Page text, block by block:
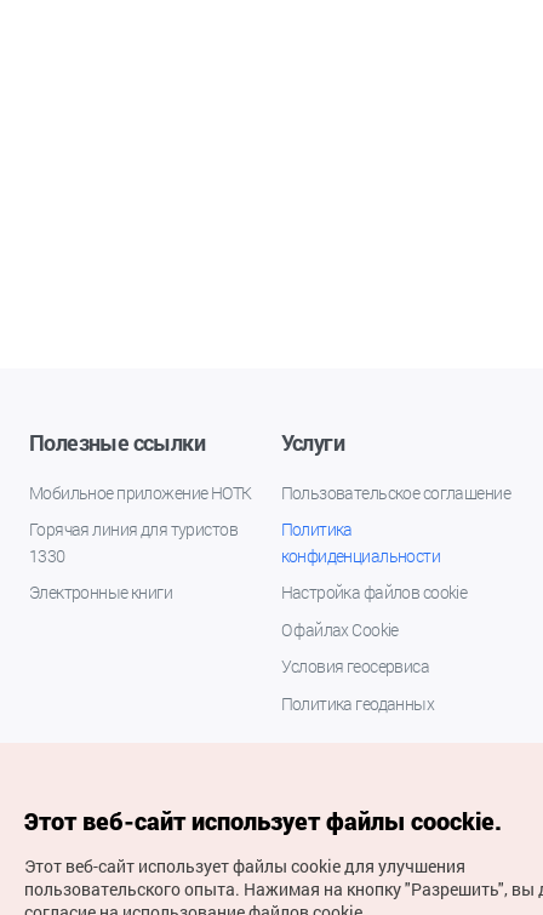
Полезные ссылки
Мобильное приложение НОТК
Горячая линия для туристов
1330
Электронные книги
Услуги
Пользовательское соглашение
Политика
конфиденциальности
Настройка файлов cookie
О файлах Cookie
Условия геосервиса
Политика геоданных
Этот веб-сайт использует файлы coockie.
Этот веб-сайт использует файлы cookie для улучшения
пользовательского опыта. Нажимая на кнопку "Разрешить", вы